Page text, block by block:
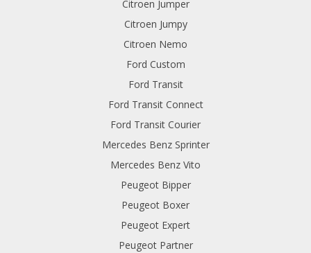
Citroen Jumper
Citroen Jumpy
Citroen Nemo
Ford Custom
Ford Transit
Ford Transit Connect
Ford Transit Courier
Mercedes Benz Sprinter
Mercedes Benz Vito
Peugeot Bipper
Peugeot Boxer
Peugeot Expert
Peugeot Partner